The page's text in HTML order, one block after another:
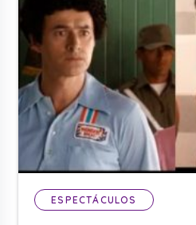
ESPECTÁCULOS